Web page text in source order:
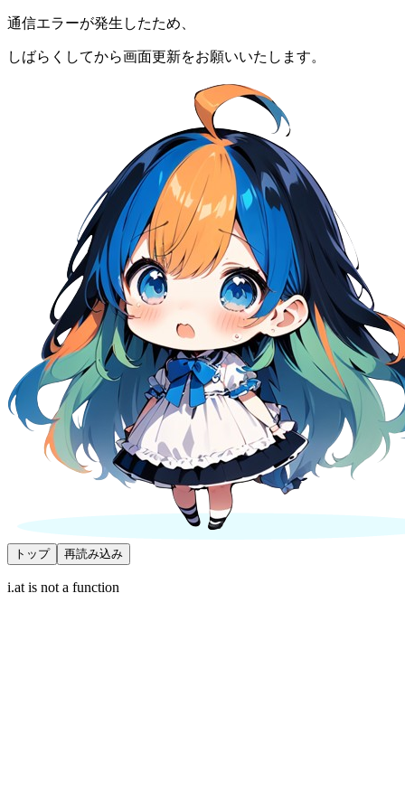
通信エラーが発生したため、
しばらくしてから画面更新をお願いいたします。
トップ 再読み込み
i.at is not a function